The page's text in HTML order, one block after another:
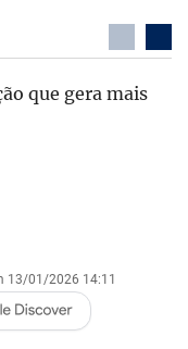
que gera mais
13/01/2026 14:11